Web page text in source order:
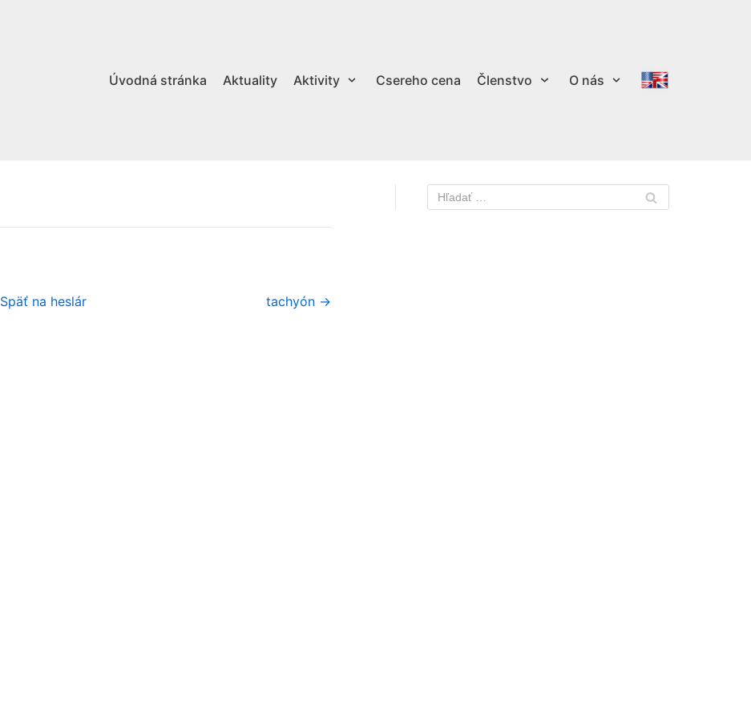
Úvodná stránka Aktuality Aktivity Csereho cena Členstvo O nás
Späť na heslár tachyón →